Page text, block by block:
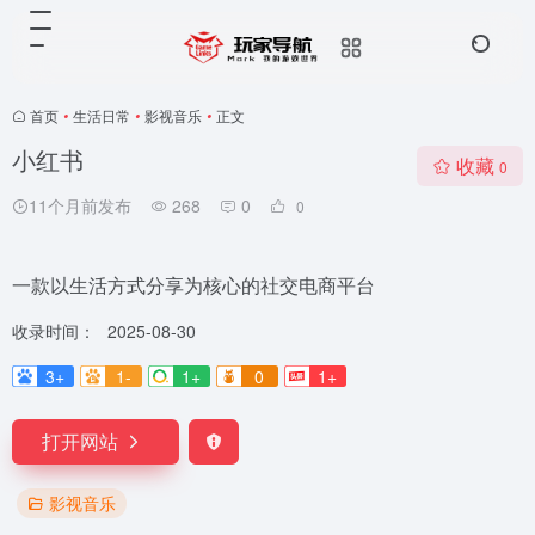
首页 • 生活日常 • 影视音乐 • 正文
小红书
11个月前发布 268 0 0
收藏 0
一款以生活方式分享为核心的社交电商平台
收录时间：
2025-08-30
3+
1- 1+ 0 1+
打开网站
影视音乐